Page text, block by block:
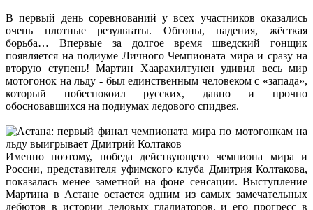
В первый день соревнований у всех участников оказались
очень плотные результаты. Обгоны, падения, жёсткая
борьба… Впервые за долгое время шведский гонщик
появляется на подиуме Личного Чемпионата мира и сразу на
вторую ступень! Мартин Хаарахилтунен удивил весь мир
мотогонок на льду - был единственным человеком с «запада»,
который побеспокоил русских, давно и прочно
обосновавшихся на подиумах ледового спидвея.
Именно поэтому, победа действующего чемпиона мира и
России, представителя уфимского клуба Дмитрия Колтакова,
показалась менее заметной на фоне сенсации. Выступление
Мартина в Астане остается одним из самых замечательных
дебютов в истории ледовых гладиаторов, и его прогресс в